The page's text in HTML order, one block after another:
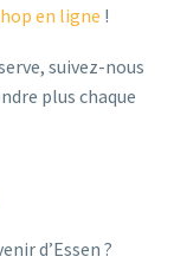
en ligne !
suivez-nous
plus chaque
d’Essen ?